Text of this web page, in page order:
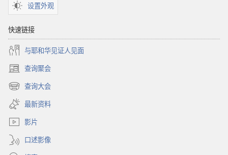
设置外观
快速链接
与耶和华见证人见面
查询聚会
（打
开
新
窗
口）
查询大会
（打
开
新
窗
最新资料
影片
口述影像